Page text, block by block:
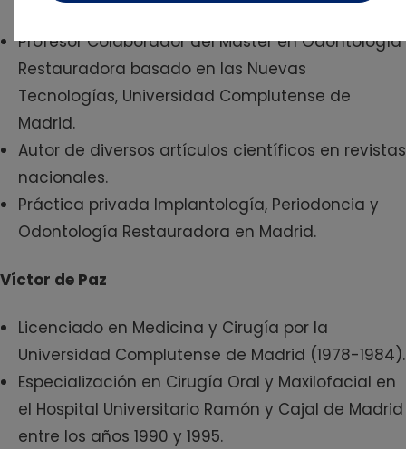
Profesor Colaborador del Máster en Odontología
Restauradora basado en las Nuevas
Tecnologías, Universidad Complutense de
Madrid.
Autor de diversos artículos científicos en revistas
nacionales.
Práctica privada Implantología, Periodoncia y
Odontología Restauradora en Madrid.
Víctor de Paz
Licenciado en Medicina y Cirugía por la
Universidad Complutense de Madrid (1978-1984).
Especialización en Cirugía Oral y Maxilofacial en
el Hospital Universitario Ramón y Cajal de Madrid
entre los años 1990 y 1995.